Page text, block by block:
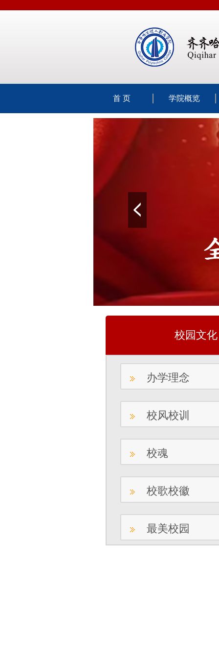
首 页 学院概览
校园文化
办学理念
校风校训
校魂
校歌校徽
最美校园